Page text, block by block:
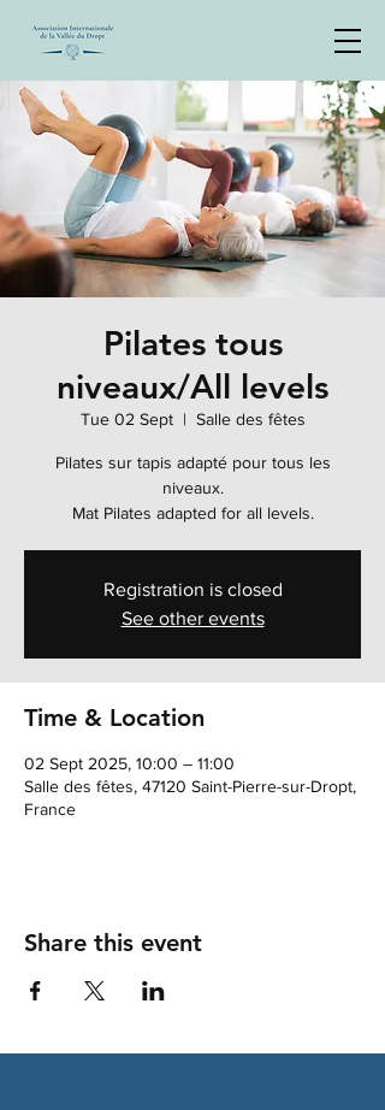
Pilates tous
niveaux/All levels
Tue 02 Sept
  |
Salle des fêtes
Pilates sur tapis adapté pour tous les
niveaux.
Mat Pilates adapted for all levels.
Registration is closed
See other events
Time & Location
02 Sept 2025, 10:00 – 11:00
Salle des fêtes, 47120 Saint-Pierre-sur-Dropt,
France
Share this event